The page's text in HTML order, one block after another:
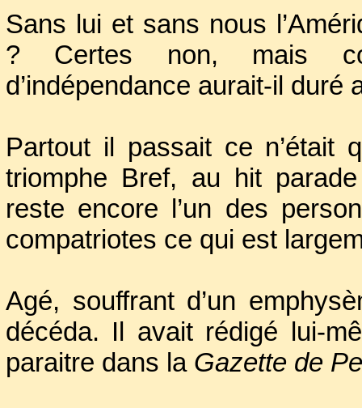
que son invention du
diplomatiques,
l’aura sans doute
Il proposa l’union
ambassadeur en
du traité d’alliance
Sans lui et sans nous
? Certes non, mais
d’indépendance aurait-il
Partout il passait ce n’était
triomphe Bref, au hit
reste encore l’un des
compatriotes ce qui est
Agé, souffrant d’un
décéda. Il avait rédigé lui-
paraitre dans la Gazette de